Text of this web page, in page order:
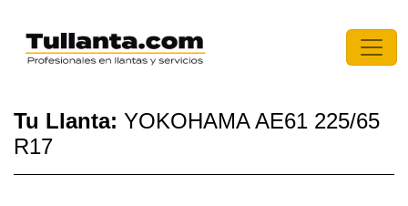
Tu Llanta: YOKOHAMA AE61 225/65
R17